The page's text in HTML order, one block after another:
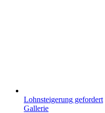
Lohnsteigerung gefordert
Gallerie